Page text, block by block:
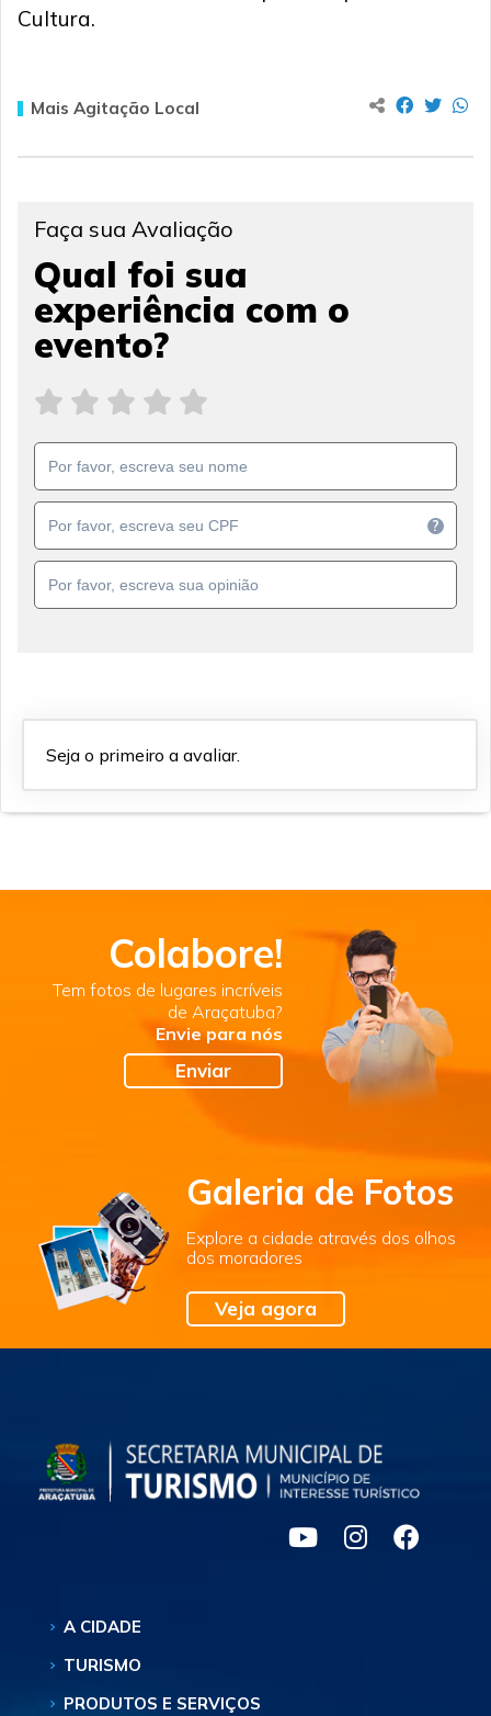
Cultura.
Mais Agitação Local
Faça sua Avaliação
Qual foi sua
experiência com o
evento?
?
Seja o primeiro a avaliar.
Colabore!
Tem fotos de lugares incríveis
de Araçatuba?
Envie para nós
Enviar
Galeria de Fotos
Explore a cidade através dos olhos
dos moradores
Veja agora
A CIDADE
TURISMO
PRODUTOS E SERVIÇOS